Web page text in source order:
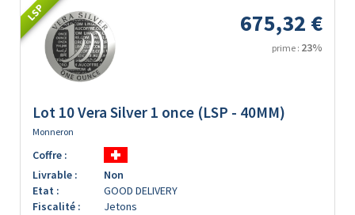
LSP 675,32 €
prime : 23%
Lot 10 Vera Silver 1 once (LSP - 40MM)
Monneron
Coffre :
Livrable :
Non
Etat :
GOOD DELIVERY
Fiscalité :
Jetons